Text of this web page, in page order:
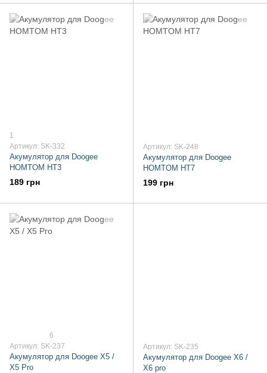
1
Артикул: SK-332
Акумулятор для Doogee
HOMTOM HT3
189 грн
Артикул: SK-248
Акумулятор для Doogee
HOMTOM HT7
199 грн
6
Артикул: SK-237
Акумулятор для Doogee X5 /
X5 Pro
Артикул: SK-235
Акумулятор для Doogee X6 /
X6 pro